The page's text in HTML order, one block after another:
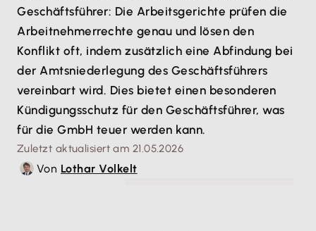
Geschäftsführer: Die Arbeitsgerichte prüfen die
Arbeitnehmerrechte genau und lösen den
Konflikt oft, indem zusätzlich eine Abfindung bei
der Amtsniederlegung des Geschäftsführers
vereinbart wird. Dies bietet einen besonderen
Kündigungsschutz für den Geschäftsführer, was
für die GmbH teuer werden kann.
Zuletzt aktualisiert am 21.05.2026
Von Lothar Volkelt© Innovated Captures - stock.adobe.com